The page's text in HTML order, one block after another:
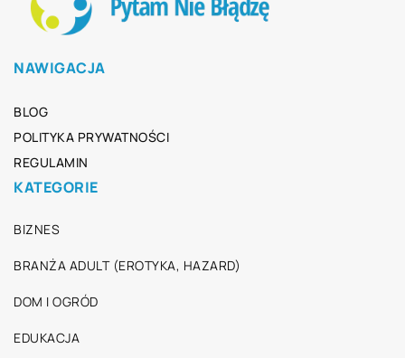
NAWIGACJA
BLOG
POLITYKA PRYWATNOŚCI
REGULAMIN
KATEGORIE
BIZNES
BRANŻA ADULT (EROTYKA, HAZARD)
DOM I OGRÓD
EDUKACJA